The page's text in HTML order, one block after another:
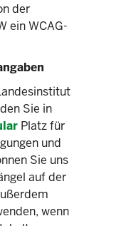
der
ein WCAG-
Sie in
Platz für
und
Sie uns
auf der
wenn